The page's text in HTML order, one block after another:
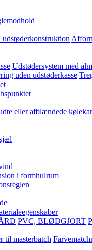
Udstødersystem med
uden udstøderkasse
eller afblændede
i formhulrum
PVC, BLØDGJORT
til masterbatch